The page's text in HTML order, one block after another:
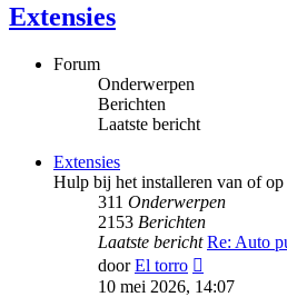
Extensies
Forum
Onderwerpen
Berichten
Laatste bericht
Extensies
Hulp bij het installeren van of op
311 Onderwerpen
2153 Berichten
Laatste bericht Re: Auto
doorEl torro
laatste
10 mei 2026, 14:07